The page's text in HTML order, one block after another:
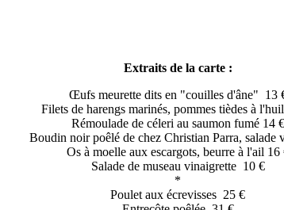
Extraits de la carte :
Œufs meurette dits en "couilles d'âne" 13
Filets de harengs marinés, pommes tièdes à
Rémoulade de céleri au saumon fumé 14 €
Boudin noir poêlé de chez Christian Parra, salade
Os à moelle aux escargots, beurre à l'ail 16
Salade de museau vinaigrette 10 €
*
Poulet aux écrevisses 25 €